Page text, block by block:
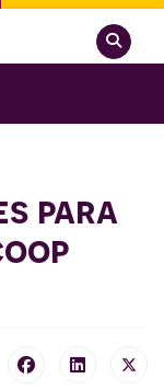
Pesquisar
para